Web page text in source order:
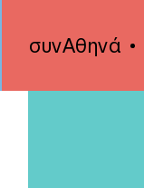
συνΑθηνά